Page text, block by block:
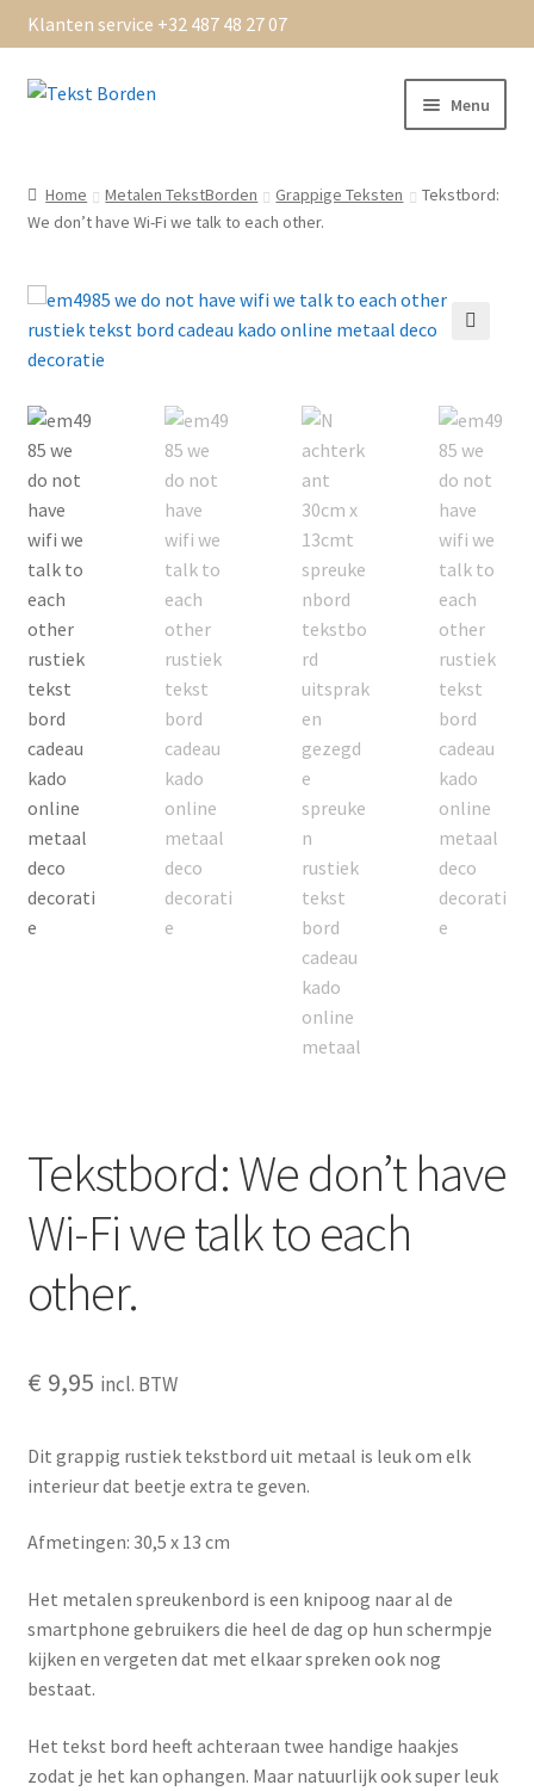
Klanten service +32 487 48 27 07
Ga
Ga
Menu
Algemene Voorwaarden
bedankt
Beoordelingen
Bestellen
Betaling OK
Contact
Groothandel
Home
Klantendienst: +32 487 48 27 07
Mijn Account
Nieuws & Blog
Partners
Privacy
Veilig betalen – verschillende mogelijkheden
wijn
Winkelmandje
Home Metalen TekstBorden Grappige Teksten
Tekstbord:
We don’t have Wi-Fi we talk to each other.
Tekstbord: We don’t have
Wi-Fi we talk to each
other.
€ 9,95 incl. BTW
Dit grappig rustiek tekstbord uit metaal is leuk om elk
interieur dat beetje extra te geven.
Afmetingen: 30,5 x 13 cm
Het metalen spreukenbord is een knipoog naar al de
smartphone gebruikers die heel de dag op hun schermpje
kijken en vergeten dat met elkaar spreken ook nog
bestaat.
Het tekst bord heeft achteraan twee handige haakjes
zodat je het kan ophangen. Maar natuurlijk ook super leuk